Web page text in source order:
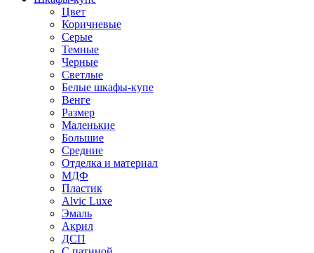
Цвет
Коричневые
Серые
Темные
Черные
Светлые
Белые шкафы-купе
Венге
Размер
Маленькие
Большие
Средние
Отделка и материал
МДФ
Пластик
Alvic Luxe
Эмаль
Акрил
ДСП